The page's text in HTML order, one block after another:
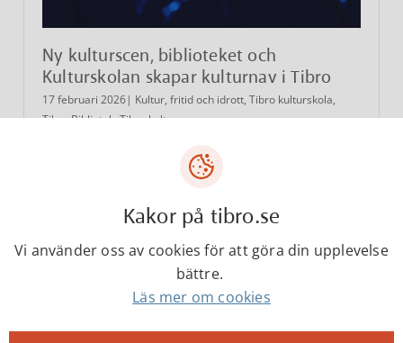
Ny kulturscen, biblioteket och
Kulturskolan skapar kulturnav i Tibro
17 februari 2026| Kultur, fritid och idrott, Tibro kulturskola,
Tibro Bibliotek, Tibro kulturscen
till en modern och flexibel kulturscen. I
samband med detta får scenen ett nytt
namn: Tibro kulturscen.
Kakor på tibro.se
Vi använder oss av cookies för att göra din upplevelse
bättre.
Läs mer om cookies